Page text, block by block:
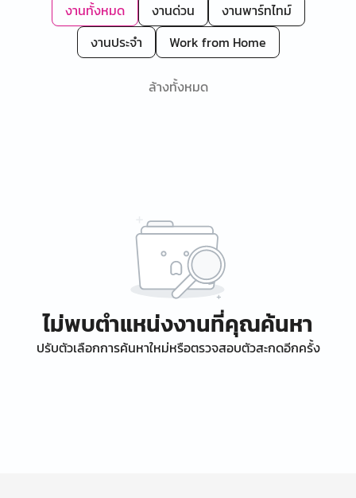
งานทั้งหมด งานด่วน
งานพาร์ทไทม์
งานประจำ
Work from Home
ล้างทั้งหมด
ไม่พบตำแหน่งงานที่คุณค้นหา
ปรับตัวเลือกการค้นหาใหม่หรือตรวจสอบตัวสะกดอีกครั้ง